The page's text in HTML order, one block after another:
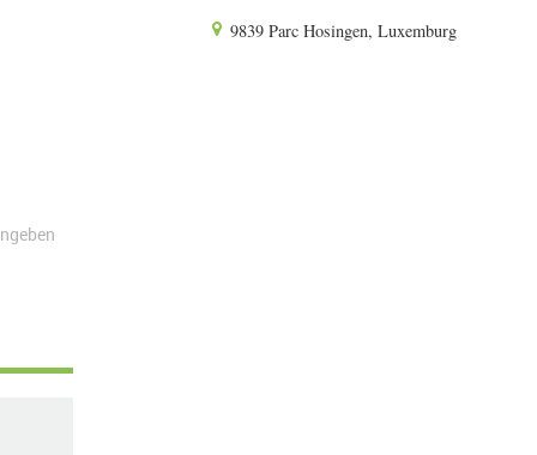
9839 Parc Hosingen, Luxemburg